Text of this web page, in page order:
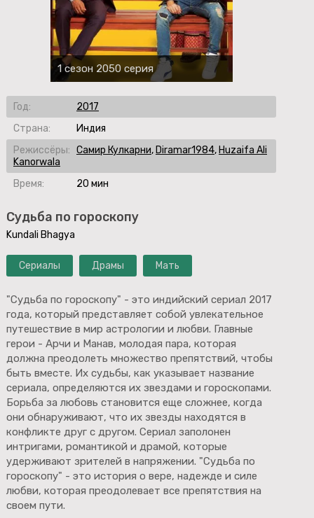
Судьба по гороскопу
Kundali Bhagya
Сериалы Драмы Мать
"Судьба по гороскопу" - это индийский сериал 2017
года, который представляет собой увлекательное
путешествие в мир астрологии и любви. Главные
герои - Арчи и Манав, молодая пара, которая
должна преодолеть множество препятствий, чтобы
быть вместе. Их судьбы, как указывает название
сериала, определяются их звездами и гороскопами.
Борьба за любовь становится еще сложнее, когда
они обнаруживают, что их звезды находятся в
конфликте друг с другом. Сериал заполонен
интригами, романтикой и драмой, которые
удерживают зрителей в напряжении. "Судьба по
гороскопу" - это история о вере, надежде и силе
любви, которая преодолевает все препятствия на
своем пути.
1 сезон 2050 серия
Год:
2017
Страна:
Индия
Режиссёры: Самир Кулкарни, Diramar1984, Huzaifa Ali
Kanorwala
Время:
20 мин